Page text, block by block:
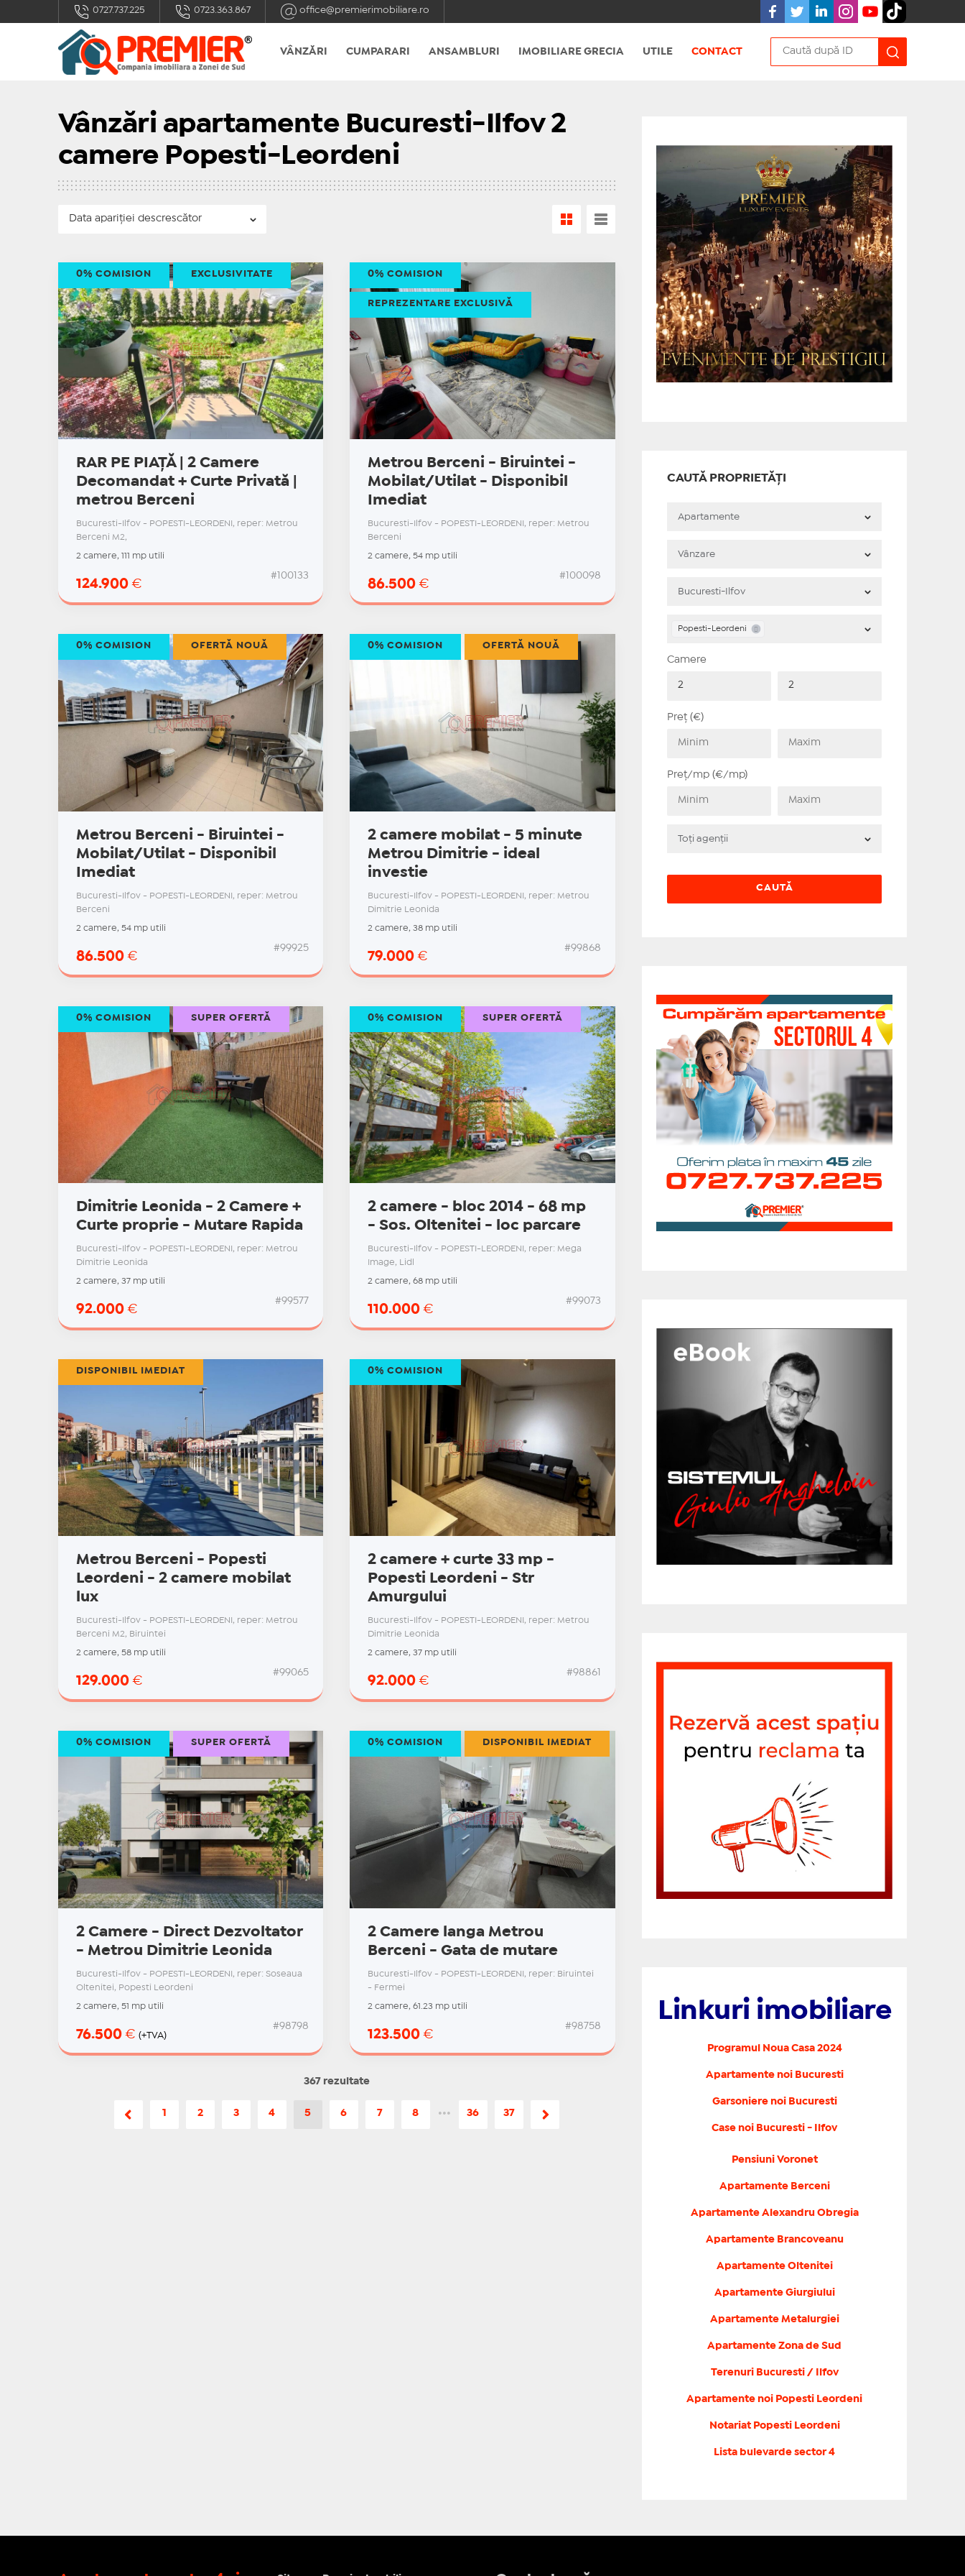
0727.737.225 0723.363.867 office@premierimobiliare.ro
VÂNZĂRI CUMPARARI ANSAMBLURI IMOBILIARE GRECIA UTILE CONTACT
Vânzări apartamente Bucuresti-Ilfov 2
camere Popesti-Leordeni
RAR PE PIAȚĂ | 2 Camere
Decomandat + Curte Privată |
metrou Berceni
Bucuresti-Ilfov - POPESTI-LEORDENI, reper: Metrou
Berceni M2,
2 camere, 111 mp utili
124.900 €
#100133
0% COMISION EXCLUSIVITATE
Metrou Berceni - Biruintei -
Mobilat/Utilat - Disponibil
Imediat
Bucuresti-Ilfov - POPESTI-LEORDENI, reper: Metrou
Berceni
2 camere, 54 mp utili
86.500€
#100098
0% COMISION
REPREZENTARE EXCLUSIVĂ
Metrou Berceni - Biruintei -
Mobilat/Utilat - Disponibil
Imediat
Bucuresti-Ilfov - POPESTI-LEORDENI, reper: Metrou
Berceni
2 camere, 54 mp utili
86.500 €
#99925
0% COMISION OFERTĂ NOUĂ
2 camere mobilat - 5 minute
Metrou Dimitrie - ideal
investie
Bucuresti-Ilfov - POPESTI-LEORDENI, reper: Metrou
Dimitrie Leonida
2 camere, 38 mp utili
79.000€
#99868
0% COMISION OFERTĂ NOUĂ
Dimitrie Leonida - 2 Camere +
Curte proprie - Mutare Rapida
Bucuresti-Ilfov - POPESTI-LEORDENI, reper: Metrou
Dimitrie Leonida
2 camere, 37 mp utili
92.000 €
#99577
0% COMISION SUPER OFERTĂ
2 camere - bloc 2014 - 68 mp
- Sos. Oltenitei - loc parcare
Bucuresti-Ilfov - POPESTI-LEORDENI, reper: Mega
Image, Lidl
2 camere, 68 mp utili
110.000€
#99073
0% COMISION SUPER OFERTĂ
Metrou Berceni - Popesti
Leordeni - 2 camere mobilat
lux
Bucuresti-Ilfov - POPESTI-LEORDENI, reper: Metrou
Berceni M2, Biruintei
2 camere, 58 mp utili
129.000 €
#99065
DISPONIBIL IMEDIAT
2 camere + curte 33 mp -
Popesti Leordeni - Str
Amurgului
Bucuresti-Ilfov - POPESTI-LEORDENI, reper: Metrou
Dimitrie Leonida
2 camere, 37 mp utili
92.000€
#98861
0% COMISION
2 Camere - Direct Dezvoltator
- Metrou Dimitrie Leonida
Bucuresti-Ilfov - POPESTI-LEORDENI, reper: Soseaua
Oltenitei, Popesti Leordeni
2 camere, 51 mp utili
76.500 € (+TVA)
#98798
0% COMISION SUPER OFERTĂ
2 Camere langa Metrou
Berceni - Gata de mutare
Bucuresti-Ilfov - POPESTI-LEORDENI, reper: Biruintei
- Fermei
2 camere, 61.23 mp utili
123.500€
#98758
0% COMISION DISPONIBIL IMEDIAT
367 rezultate
1 2 3 4 5 6 7 8 ••• 36 37
CAUTĂ PROPRIETĂȚI
Popesti-Leordeni
Camere
Preț (€)
Preț/mp (€/mp)
Linkuri imobiliare
Programul Noua Casa 2024
Apartamente noi Bucuresti
Garsoniere noi Bucuresti
Case noi Bucuresti - Ilfov
Pensiuni Voronet
Apartamente Berceni
Apartamente Alexandru Obregia
Apartamente Brancoveanu
Apartamente Oltenitei
Apartamente Giurgiului
Apartamente Metalurgiei
Apartamente Zona de Sud
Terenuri Bucuresti / Ilfov
Apartamente noi Popesti Leordeni
Notariat Popesti Leordeni
Lista bulevarde sector 4